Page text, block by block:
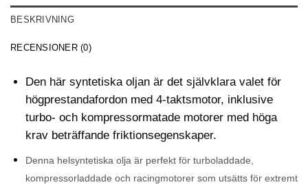
BESKRIVNING
RECENSIONER (0)
Den här syntetiska oljan är det självklara valet för
högprestandafordon med 4-taktsmotor, inklusive
turbo- och kompressormatade motorer med höga
krav beträffande friktionsegenskaper.
Denna helsyntetiska olja är perfekt för turboladdade,
kompressorladdade och racingmotorer som utsätts för extremt